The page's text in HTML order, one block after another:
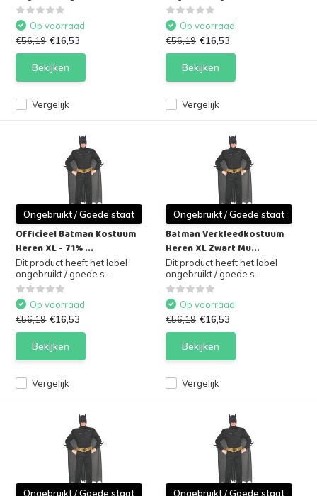
Vergelijk
Op voorraad
€56,19 €16,53
Bekijken
Vergelijk
Op voorraad
€56,19 €16,53
Bekijken
Ongebruikt / Goede staat
Officieel Batman Kostuum
Heren XL - 71% ...
Dit product heeft het label
ongebruikt / goede s...
Vergelijk
Op voorraad
€56,19 €16,53
Bekijken
Ongebruikt / Goede staat
Batman Verkleedkostuum
Heren XL Zwart Mu...
Dit product heeft het label
ongebruikt / goede s...
Vergelijk
Op voorraad
€56,19 €16,53
Bekijken
Ongebruikt / Goede staat Ongebruikt / Goede staat